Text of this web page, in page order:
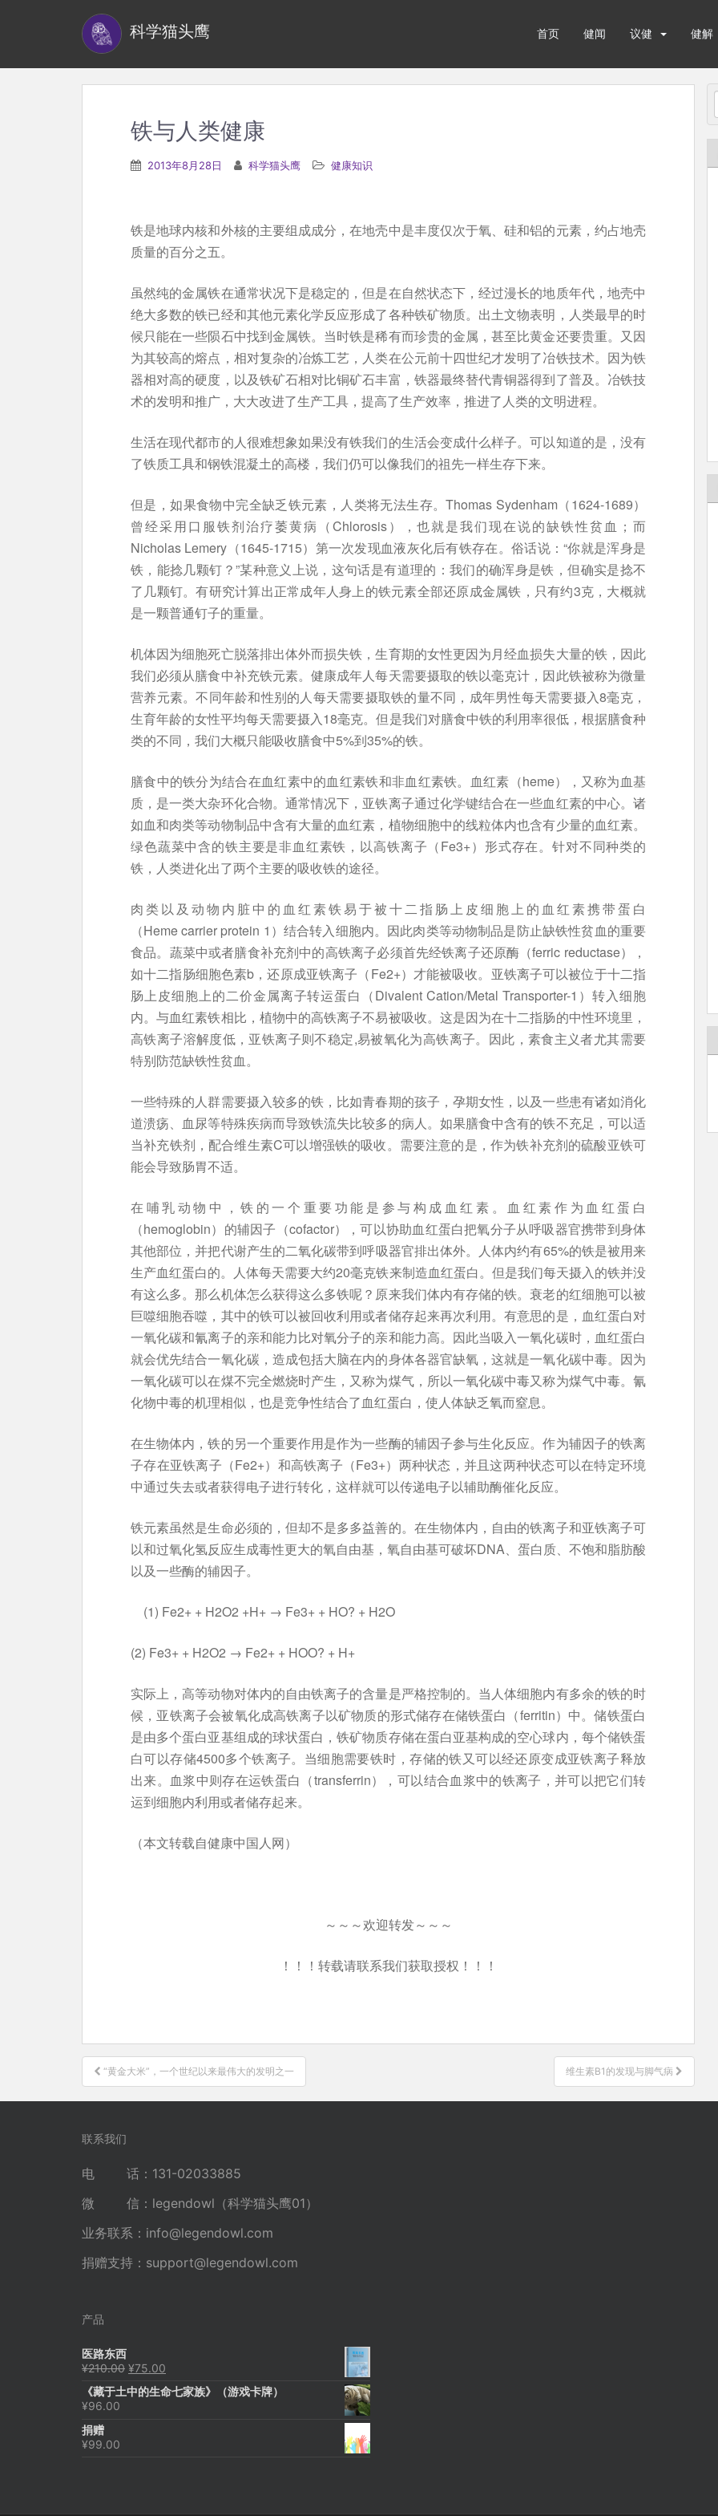
科学猫头鹰 首页 健闻 议健 健解
铁与人类健康
2013年8月28日 科学猫头鹰 健康知识
铁是地球内核和外核的主要组成成分，在地壳中是丰度仅次于氧、硅和铝的元素，约占地壳
质量的百分之五。
虽然纯的金属铁在通常状况下是稳定的，但是在自然状态下，经过漫长的地质年代，地壳中
绝大多数的铁已经和其他元素化学反应形成了各种铁矿物质。出土文物表明，人类最早的时
候只能在一些陨石中找到金属铁。当时铁是稀有而珍贵的金属，甚至比黄金还要贵重。又因
为其较高的熔点，相对复杂的冶炼工艺，人类在公元前十四世纪才发明了冶铁技术。因为铁
器相对高的硬度，以及铁矿石相对比铜矿石丰富，铁器最终替代青铜器得到了普及。冶铁技
术的发明和推广，大大改进了生产工具，提高了生产效率，推进了人类的文明进程。
生活在现代都市的人很难想象如果没有铁我们的生活会变成什么样子。可以知道的是，没有
了铁质工具和钢铁混凝土的高楼，我们仍可以像我们的祖先一样生存下来。
但是，如果食物中完全缺乏铁元素，人类将无法生存。Thomas Sydenham（1624-1689）
曾经采用口服铁剂治疗萎黄病（Chlorosis），也就是我们现在说的缺铁性贫血；而
Nicholas Lemery（1645-1715）第一次发现血液灰化后有铁存在。俗话说：“你就是浑身是
铁，能捻几颗钉？”某种意义上说，这句话是有道理的：我们的确浑身是铁，但确实是捻不
了几颗钉。有研究计算出正常成年人身上的铁元素全部还原成金属铁，只有约3克，大概就
是一颗普通钉子的重量。
机体因为细胞死亡脱落排出体外而损失铁，生育期的女性更因为月经血损失大量的铁，因此
我们必须从膳食中补充铁元素。健康成年人每天需要摄取的铁以毫克计，因此铁被称为微量
营养元素。不同年龄和性别的人每天需要摄取铁的量不同，成年男性每天需要摄入8毫克，
生育年龄的女性平均每天需要摄入18毫克。但是我们对膳食中铁的利用率很低，根据膳食种
类的不同，我们大概只能吸收膳食中5%到35%的铁。
膳食中的铁分为结合在血红素中的血红素铁和非血红素铁。血红素（heme），又称为血基
质，是一类大杂环化合物。通常情况下，亚铁离子通过化学键结合在一些血红素的中心。诸
如血和肉类等动物制品中含有大量的血红素，植物细胞中的线粒体内也含有少量的血红素。
绿色蔬菜中含的铁主要是非血红素铁，以高铁离子（Fe3+）形式存在。针对不同种类的
铁，人类进化出了两个主要的吸收铁的途径。
肉类以及动物内脏中的血红素铁易于被十二指肠上皮细胞上的血红素携带蛋白
（Heme carrier protein 1）结合转入细胞内。因此肉类等动物制品是防止缺铁性贫血的重要
食品。蔬菜中或者膳食补充剂中的高铁离子必须首先经铁离子还原酶（ferric reductase），
如十二指肠细胞色素b，还原成亚铁离子（Fe2+）才能被吸收。亚铁离子可以被位于十二指
肠上皮细胞上的二价金属离子转运蛋白（Divalent Cation/Metal Transporter-1）转入细胞
内。与血红素铁相比，植物中的高铁离子不易被吸收。这是因为在十二指肠的中性环境里，
高铁离子溶解度低，亚铁离子则不稳定,易被氧化为高铁离子。因此，素食主义者尤其需要
特别防范缺铁性贫血。
一些特殊的人群需要摄入较多的铁，比如青春期的孩子，孕期女性，以及一些患有诸如消化
道溃疡、血尿等特殊疾病而导致铁流失比较多的病人。如果膳食中含有的铁不充足，可以适
当补充铁剂，配合维生素C可以增强铁的吸收。需要注意的是，作为铁补充剂的硫酸亚铁可
能会导致肠胃不适。
在哺乳动物中，铁的一个重要功能是参与构成血红素。血红素作为血红蛋白
（hemoglobin）的辅因子（cofactor），可以协助血红蛋白把氧分子从呼吸器官携带到身体
其他部位，并把代谢产生的二氧化碳带到呼吸器官排出体外。人体内约有65%的铁是被用来
生产血红蛋白的。人体每天需要大约20毫克铁来制造血红蛋白。但是我们每天摄入的铁并没
有这么多。那么机体怎么获得这么多铁呢？原来我们体内有存储的铁。衰老的红细胞可以被
巨噬细胞吞噬，其中的铁可以被回收利用或者储存起来再次利用。有意思的是，血红蛋白对
一氧化碳和氰离子的亲和能力比对氧分子的亲和能力高。因此当吸入一氧化碳时，血红蛋白
就会优先结合一氧化碳，造成包括大脑在内的身体各器官缺氧，这就是一氧化碳中毒。因为
一氧化碳可以在煤不完全燃烧时产生，又称为煤气，所以一氧化碳中毒又称为煤气中毒。氰
化物中毒的机理相似，也是竞争性结合了血红蛋白，使人体缺乏氧而窒息。
在生物体内，铁的另一个重要作用是作为一些酶的辅因子参与生化反应。作为辅因子的铁离
子存在亚铁离子（Fe2+）和高铁离子（Fe3+）两种状态，并且这两种状态可以在特定环境
中通过失去或者获得电子进行转化，这样就可以传递电子以辅助酶催化反应。
铁元素虽然是生命必须的，但却不是多多益善的。在生物体内，自由的铁离子和亚铁离子可
以和过氧化氢反应生成毒性更大的氧自由基，氧自由基可破坏DNA、蛋白质、不饱和脂肪酸
以及一些酶的辅因子。
(1) Fe2+ + H2O2 +H+ → Fe3+ + HO? + H2O
(2) Fe3+ + H2O2 → Fe2+ + HOO? + H+
实际上，高等动物对体内的自由铁离子的含量是严格控制的。当人体细胞内有多余的铁的时
候，亚铁离子会被氧化成高铁离子以矿物质的形式储存在储铁蛋白（ferritin）中。储铁蛋白
是由多个蛋白亚基组成的球状蛋白，铁矿物质存储在蛋白亚基构成的空心球内，每个储铁蛋
白可以存储4500多个铁离子。当细胞需要铁时，存储的铁又可以经还原变成亚铁离子释放
出来。血浆中则存在运铁蛋白（transferrin），可以结合血浆中的铁离子，并可以把它们转
运到细胞内利用或者储存起来。
（本文转载自健康中国人网）
～～～欢迎转发～～～
！！！转载请联系我们获取授权！！！
文
章
导
“黄金大米”，一个世纪以来最伟大的发明之一 维生素B1的发现与脚气病
联系我们
电 话：131-02033885
微 信：legendowl（科学猫头鹰01）
业务联系： info@legendowl.com
捐赠支持： support@legendowl.com
产品
医路东西
¥210.00 原
为：
¥75.00
价
《藏于土中的生命七家族》（游戏卡牌）
¥96.00
捐赠
¥99.00